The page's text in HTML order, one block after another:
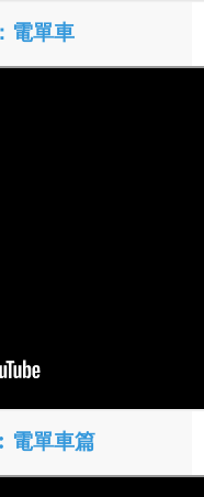
電單車
電單車篇